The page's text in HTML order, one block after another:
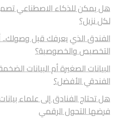
هل يمكن للذكاء الاصطناعي
لكل نزيل؟
الفندق الذي يعرفك قبل وصولك..
التخصيص والخصوصية؟
البيانات الصغيرة أم البيانات
الفندقي الأفضل؟
هل تحتاج الفنادق إلى علماء
فرضها التحول الرقمي